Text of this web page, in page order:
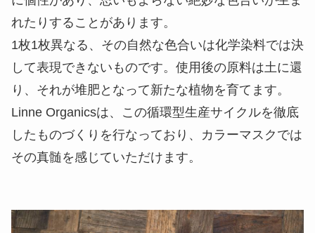
れたりすることがあります。
1枚1枚異なる、その自然な色合いは化学染料では決
して表現できないものです。使用後の原料は土に還
り、それが堆肥となって新たな植物を育てます。
Linne Organicsは、この循環型生産サイクルを徹底
したものづくりを行なっており、カラーマスクでは
その真髄を感じていただけます。